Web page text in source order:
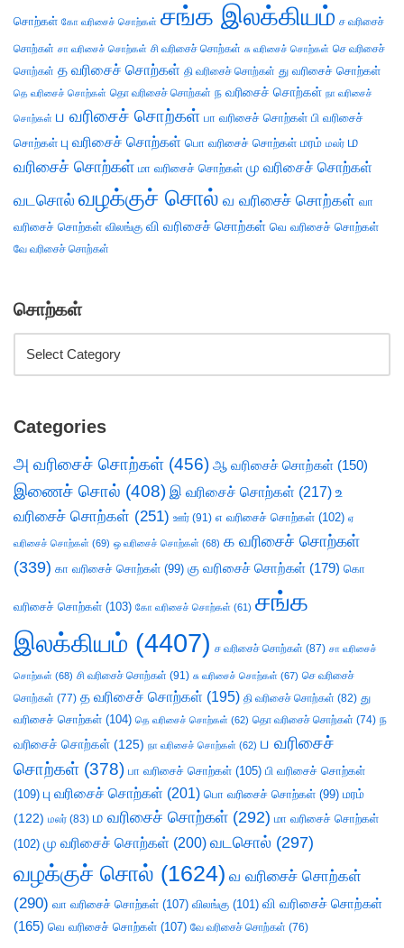
சொற்கள் கோ வரிசைச் சொற்கள் சங்க இலக்கியம் ச வரிசைச்
சொற்கள் சா வரிசைச் சொற்கள் சி வரிசைச் சொற்கள் சு வரிசைச் சொற்கள் செ வரிசைச்
சொற்கள் த வரிசைச் சொற்கள் தி வரிசைச் சொற்கள் து வரிசைச் சொற்கள்
தெ வரிசைச் சொற்கள் தொ வரிசைச் சொற்கள் ந வரிசைச் சொற்கள் நா வரிசைச்
சொற்கள் ப வரிசைச் சொற்கள் பா வரிசைச் சொற்கள் பி வரிசைச்
சொற்கள் பு வரிசைச் சொற்கள் பொ வரிசைச் சொற்கள் மரம் மலர் ம
வரிசைச் சொற்கள் மா வரிசைச் சொற்கள் மு வரிசைச் சொற்கள்
வடசொல் வழக்குச் சொல் வ வரிசைச் சொற்கள் வா
வரிசைச் சொற்கள் விலங்கு வி வரிசைச் சொற்கள் வெ வரிசைச் சொற்கள்
வே வரிசைச் சொற்கள்
சொற்கள்
Categories
அ வரிசைச் சொற்கள் (456) ஆ வரிசைச் சொற்கள் (150)
இணைச் சொல் (408) இ வரிசைச் சொற்கள் (217) உ
வரிசைச் சொற்கள் (251) ஊர் (91) எ வரிசைச் சொற்கள் (102) ஏ
வரிசைச் சொற்கள் (69) ஒ வரிசைச் சொற்கள் (68) க வரிசைச் சொற்கள்
(339) கா வரிசைச் சொற்கள் (99) கு வரிசைச் சொற்கள் (179) கொ
வரிசைச் சொற்கள் (103) கோ வரிசைச் சொற்கள் (61) சங்க
இலக்கியம் (4407) ச வரிசைச் சொற்கள் (87) சா வரிசைச்
சொற்கள் (68) சி வரிசைச் சொற்கள் (91) சு வரிசைச் சொற்கள் (67) செ வரிசைச்
சொற்கள் (77) த வரிசைச் சொற்கள் (195) தி வரிசைச் சொற்கள் (82) து
வரிசைச் சொற்கள் (104) தெ வரிசைச் சொற்கள் (62) தொ வரிசைச் சொற்கள் (74) ந
வரிசைச் சொற்கள் (125) நா வரிசைச் சொற்கள் (62) ப வரிசைச்
சொற்கள் (378) பா வரிசைச் சொற்கள் (105) பி வரிசைச் சொற்கள்
(109) பு வரிசைச் சொற்கள் (201) பொ வரிசைச் சொற்கள் (99) மரம்
(122) மலர் (83) ம வரிசைச் சொற்கள் (292) மா வரிசைச் சொற்கள்
(102) மு வரிசைச் சொற்கள் (200) வடசொல் (297)
வழக்குச் சொல் (1624) வ வரிசைச் சொற்கள்
(290) வா வரிசைச் சொற்கள் (107) விலங்கு (101) வி வரிசைச் சொற்கள்
(165) வெ வரிசைச் சொற்கள் (107) வே வரிசைச் சொற்கள் (76)